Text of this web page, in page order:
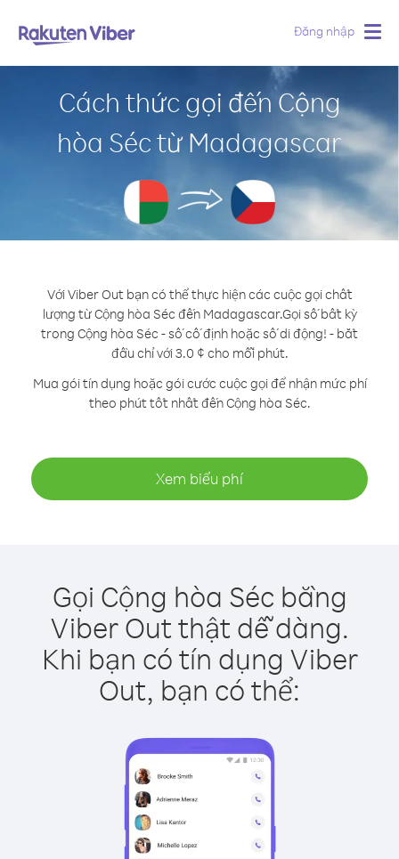
Đăng nhập
Cách thức gọi đến Cộng
hòa Séc từ Madagascar
Với Viber Out bạn có thể thực hiện các cuộc gọi chất
lượng từ Cộng hòa Séc đến Madagascar.Gọi số bất kỳ
trong Cộng hòa Séc - số cố định hoặc số di động! - bắt
đầu chỉ với 3.0 ¢ cho mỗi phút.
Mua gói tín dụng hoặc gói cước cuộc gọi để nhận mức phí
theo phút tốt nhất đến Cộng hòa Séc.
Xem biểu phí
Gọi Cộng hòa Séc bằng
Viber Out thật dễ dàng.
Khi bạn có tín dụng Viber
Out, bạn có thể: